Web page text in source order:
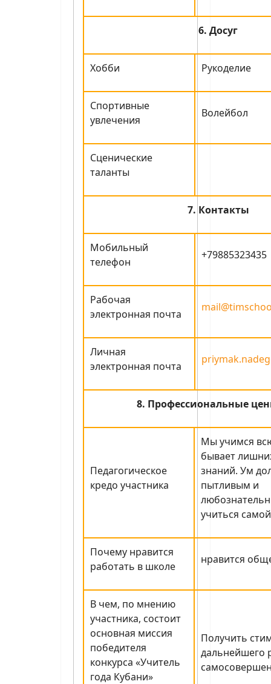
6. Досуг
Хобби Рукоделие
Спортивные
увлечения
Волейбол
Сценические
таланты
7. Контакты
Мобильный
телефон
+79885323435
Рабочая
электронная почта
Личная
электронная почта
8. Профессиональные
Педагогическое
кредо участника
Мы учимся
бывает
знаний. Ум
пытливым и
учиться
Почему нравится
работать в школе
нравится
В чем, по мнению
участника, состоит
основная миссия
победителя
конкурса «Учитель
года Кубани»
Получить
дальнейшего